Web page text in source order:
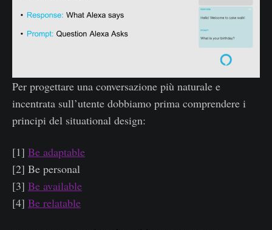
Per progettare una conversazione più naturale e
incentrata sull’utente dobbiamo prima comprendere i
principi del situational design:
[1] Be adaptable
[2] Be personal
[3] Be available
[4] Be relatable